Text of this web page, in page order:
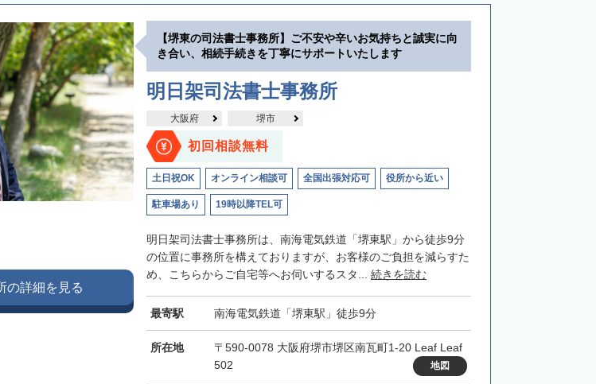
【堺東の司法書士事務所】ご不安や辛いお気持ちと誠実に向
き合い、相続手続きを丁寧にサポートいたします
明日架司法書士事務所
大阪府 堺市
初回相談無料
土日祝OK オンライン相談可 全国出張対応可 役所から近い
駐車場あり 19時以降TEL可
明日架司法書士事務所は、南海電気鉄道「堺東駅」から徒歩9分
の位置に事務所を構えておりますが、お客様のご負担を減らすた
め、こちらからご自宅等へお伺いするスタ... 続きを読む
最寄駅 南海電気鉄道「堺東駅」徒歩9分
所在地
〒590-0078 大阪府堺市堺区南瓦町1-20 Leaf Leaf
502
地図
の詳細を見る